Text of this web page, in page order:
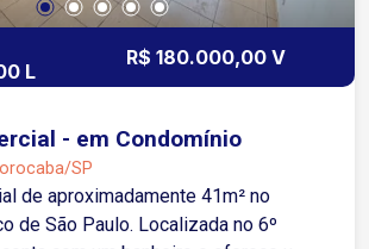
perfil comercial consolidado.
L
R$ 180.000,00 V
- em Condomínio
SP
de aproximadamente 41m² no
Paulo. Localizada no 6º